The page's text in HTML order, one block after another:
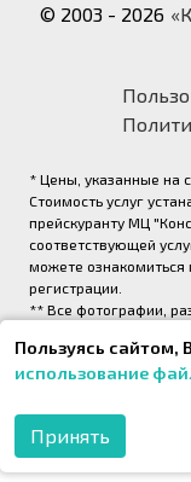
© 2003 - 2026
* Цены, указанные на
Стоимость услуг
прейскуранту МЦ
соответствующей
можете ознакомиться
регистрации.
** Все фотографии,
«Консультант»
Пользуясь сайтом,
использование
Принять